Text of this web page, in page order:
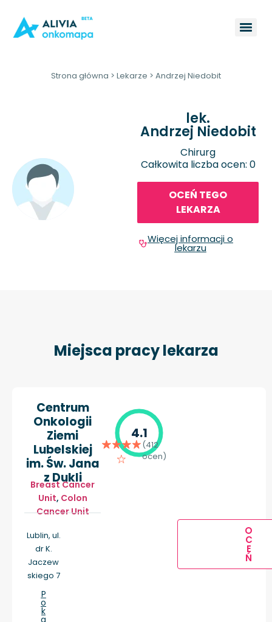
Strona główna > Lekarze > Andrzej Niedobit
lek.
Andrzej Niedobit
Chirurg
Całkowita liczba ocen: 0
OCEŃ TEGO
LEKARZA
Więcej informacji o
lekarzu
Miejsca pracy lekarza
Centrum
Onkologii
Ziemi
Lubelskiej
im. Św. Jana
z Dukli
Breast Cancer
Unit, Colon
Cancer Unit
Lublin, ul.
dr K.
Jaczew
skiego 7
P
o
k
4.1
(412
ocen)
O
C
E
Ń